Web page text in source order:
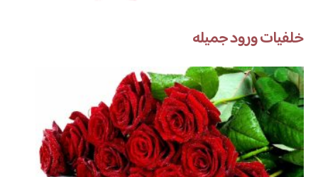
خلفيات ورود جميله